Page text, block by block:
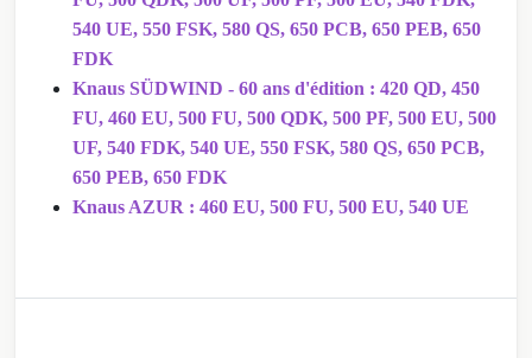
540 UE, 550 FSK, 580 QS, 650 PCB, 650 PEB, 650
FDK
Knaus SÜDWIND - 60 ans d'édition : 420 QD, 450
FU, 460 EU, 500 FU, 500 QDK, 500 PF, 500 EU, 500
UF, 540 FDK, 540 UE, 550 FSK, 580 QS, 650 PCB,
650 PEB, 650 FDK
Knaus AZUR : 460 EU, 500 FU, 500 EU, 540 UE